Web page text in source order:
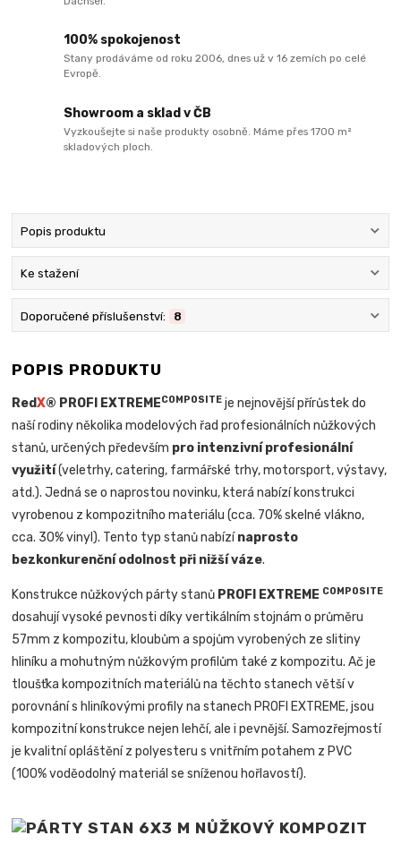
100% spokojenost
Stany prodáváme od roku 2006, dnes už v 16 zemích po celé
Evropě.
Showroom a sklad v ČB
Vyzkoušejte si naše produkty osobně. Máme přes 1700 m²
skladových ploch.
Popis produktu
Ke stažení
Doporučené příslušenství: 8
POPIS PRODUKTU
RedX® PROFI EXTREMECOMPOSITE je nejnovější přírůstek do
naší rodiny několika modelových řad profesionálních nůžkových
stanů, určených především pro intenzivní profesionální
využití(veletrhy, catering, farmářské trhy, motorsport, výstavy,
atd.). Jedná se o naprostou novinku, která nabízí konstrukci
vyrobenou z kompozitního materiálu (cca. 70% skelné vlákno,
cca. 30% vinyl). Tento typ stanů nabízínaprosto
bezkonkurenční odolnost při nižší váze.
Konstrukce nůžkových párty stanů PROFI EXTREME COMPOSITE
dosahují vysoké pevnosti díky vertikálním stojnám o průměru
57mm z kompozitu, kloubům a spojům vyrobených ze slitiny
hliníku a mohutným nůžkovým profilům také z kompozitu. Ač je
tloušťka kompozitních materiálů na těchto stanech větší v
porovnání s hliníkovými profily na stanech PROFI EXTREME, jsou
kompozitní konstrukce nejen lehčí, ale i pevnější. Samozřejmostí
je kvalitní opláštění z polyesteru s vnitřním potahem z PVC
(100% voděodolný materiál se sníženou hořlavostí).